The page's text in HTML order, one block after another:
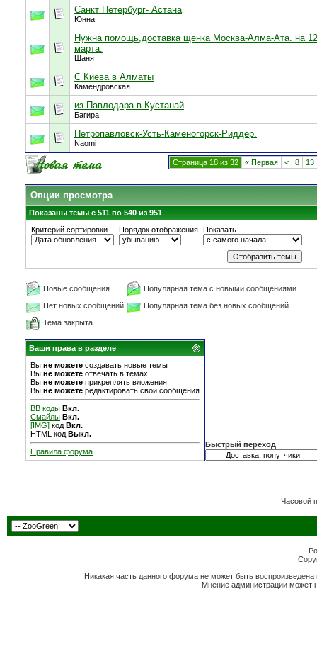
Санкт Петербург- Астана
Юнна
Нужна помощь,доставка щенка Москва-Алма-Ата. на
марта.
Шаня
C Киева в Алматы
Камендровская
из Павлодара в Кустанай
Багира
Петропавловск-Усть-Каменогорск-Риддер.
Naomi
Страница 18 из 32 « Первая < 8 13
Опции просмотра
Показаны темы с 511 по 540 из 951
Критерий сортировки
Порядок отображения Показать
Новые сообщения
Популярная тема с новыми сообщениями
Нет новых сообщений
Популярная тема без новых сообщений
Тема закрыта
Ваши права в разделе
Вы не можете создавать новые темы
Вы не можете отвечать в темах
Вы не можете прикреплять вложения
Вы не можете редактировать свои сообщения
BB коды Вкл.
Смайлы Вкл.
[IMG] код Вкл.
HTML код Выкл.
Правила форума
Быстрый переход
Часовой
Никакая часть данного форума не может быть
Мнение администрации может